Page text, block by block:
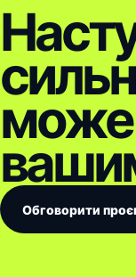
може
Обговорити